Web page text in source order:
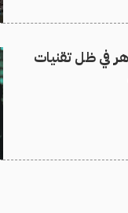
في ظل تقنيات